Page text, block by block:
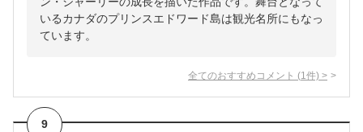
いるカナダのプリンスエドワード島は観光名所にもなっ
ています。
全てのおすすめコメント (1 件) >
9